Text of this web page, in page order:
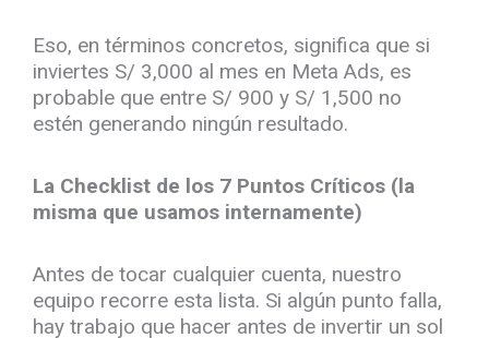
Eso, en términos concretos, significa que si
inviertes S/ 3,000 al mes en Meta Ads, es
probable que entre S/ 900 y S/ 1,500 no
estén generando ningún resultado.
La Checklist de los 7 Puntos Críticos (la
misma que usamos internamente)
Antes de tocar cualquier cuenta, nuestro
equipo recorre esta lista. Si algún punto falla,
hay trabajo que hacer antes de invertir un sol